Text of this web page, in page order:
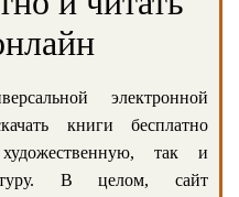
электронной
книги бесплатно
так и
В целом, сайт